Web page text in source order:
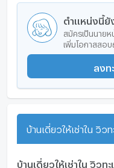
ตำแหน่งนี้ยั
สมัครเป็นนายห
เพิ่มโอกาสสอบ
ลงท
บ้านเดี่ยวให้เช่าใน วิวทะ